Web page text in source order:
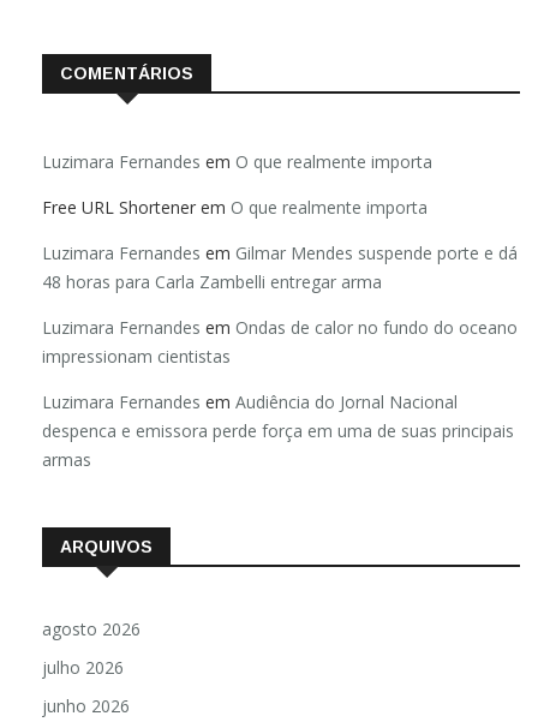
COMENTÁRIOS
Luzimara Fernandes em O que realmente importa
Free URL Shortener em O que realmente importa
Luzimara Fernandes em Gilmar Mendes suspende porte e dá
48 horas para Carla Zambelli entregar arma
Luzimara Fernandes em Ondas de calor no fundo do oceano
impressionam cientistas
Luzimara Fernandes em Audiência do Jornal Nacional
despenca e emissora perde força em uma de suas principais
armas
ARQUIVOS
agosto 2026
julho 2026
junho 2026